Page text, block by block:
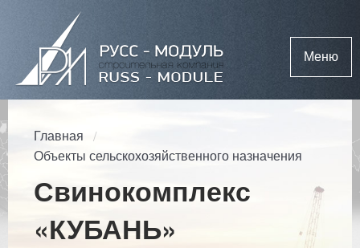
Меню
Главная
Объекты сельскохозяйственного назначения
Свинокомплекс
«КУБАНЬ»